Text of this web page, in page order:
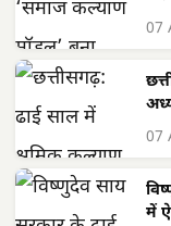
07
07
में